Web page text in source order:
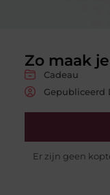
Zo maak
Cadeau
Gepubliceerd
Er zijn geen